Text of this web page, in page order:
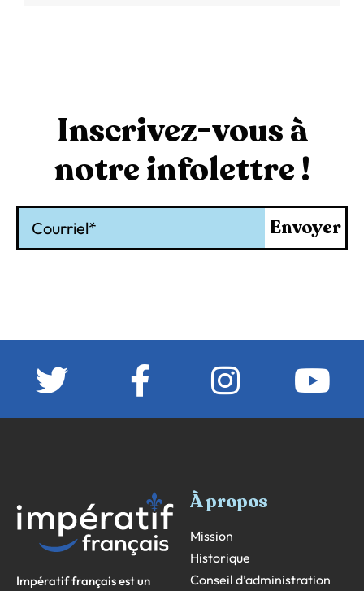
Inscrivez-vous à
notre infolettre !
Envoyer
Impératif français est un
À propos
Mission
Historique
Conseil d’administration